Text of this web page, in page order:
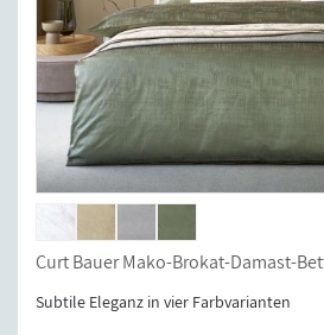
Curt Bauer Mako-Brokat-Damast-
Subtile Eleganz in vier Farbvarianten